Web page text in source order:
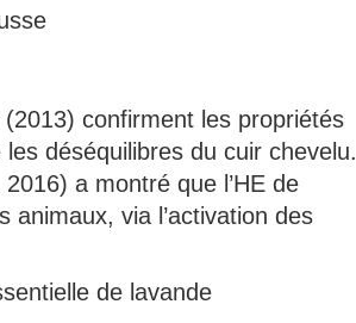
confirment les propriétés
déséquilibres du cuir chevelu.
a montré que l’HE de
animaux, via l’activation des
de lavande